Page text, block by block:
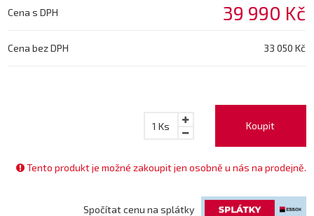
Cena s DPH 39 990 Kč
Cena bez DPH 33 050 Kč
Koupit
1 Ks
Tento produkt je možné zakoupit jen osobně u nás na prodejně.
Spočítat cenu na splátky